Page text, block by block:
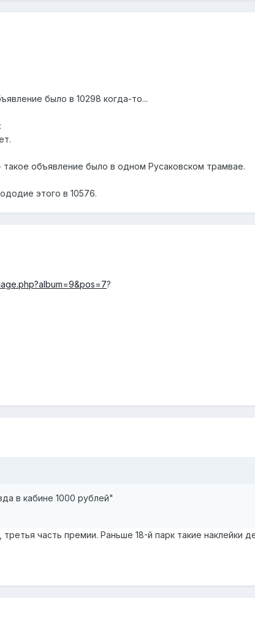
было в 10298 когда-то...
объявление было в одном Русаковском трамвае.
этого в 10576.
?
в кабине 1000 рублей"
часть премии. Раньше 18-й парк такие наклейки